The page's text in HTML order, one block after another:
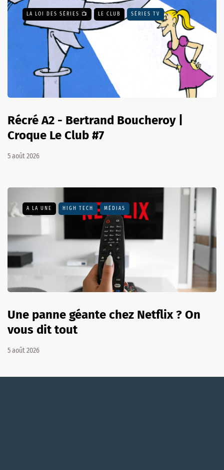
LA LOI DES SÉRIES 📺 LE CLUB SÉRIES TV
Récré A2 - Bertrand Boucheroy |
Croque Le Club #7
5 août 2026
A LA UNE HIGH TECH MÉDIAS
Une panne géante chez Netflix ? On
vous dit tout
5 août 2026